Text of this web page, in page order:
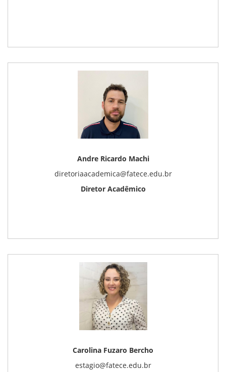
Andre Ricardo Machi
diretoriaacademica@fatece.edu.br
Diretor Acadêmico
Carolina Fuzaro Bercho
estagio@fatece.edu.br